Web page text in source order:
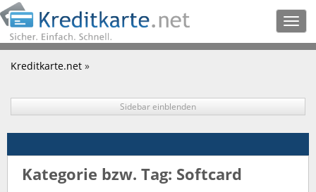
Kreditkarte.net »
Sidebar einblenden
Kategorie bzw. Tag: Softcard